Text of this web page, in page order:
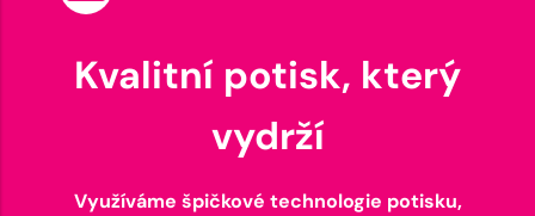
Kvalitní potisk, který
vydrží
Využíváme špičkové technologie potisku,